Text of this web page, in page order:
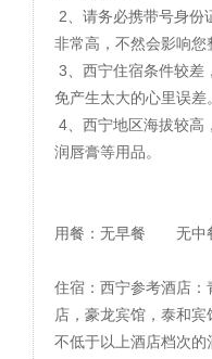
2、请务必携带号身份
非常高，不然会影响您
3、西宁住宿条件较差
免产生太大的心里误差。
4、西宁地区海拔较高
润唇膏等用品。
用餐：无早餐 无
住宿：西宁参考酒店
店，豪龙宾馆，泰和
不低于以上酒店档次的